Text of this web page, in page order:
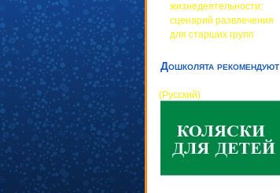
жизнедеятельности:
сценарий развлечения
для старших групп
Дошколята рекомендуют
(Русский)